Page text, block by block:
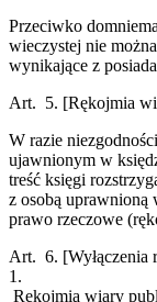
Przeciwko
wieczystej nie
wynikające z
Art. 5. [Rękojmia
W razie
ujawnionym w
treść księgi
z osobą uprawnioną
prawo rzeczowe
Art. 6. [Wyłączenia
1.
Rękojmia wiary